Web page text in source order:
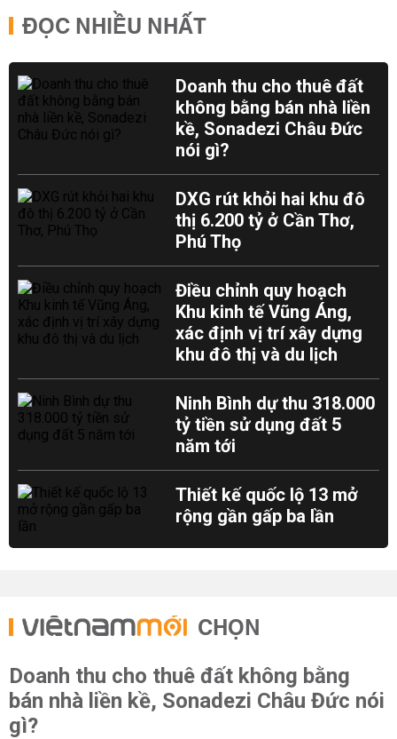
ĐỌC NHIỀU NHẤT
Doanh thu cho thuê đất
không bằng bán nhà liền
kề, Sonadezi Châu Đức
nói gì?
DXG rút khỏi hai khu đô
thị 6.200 tỷ ở Cần Thơ,
Phú Thọ
Điều chỉnh quy hoạch
Khu kinh tế Vũng Áng,
xác định vị trí xây dựng
khu đô thị và du lịch
Ninh Bình dự thu 318.000
tỷ tiền sử dụng đất 5
năm tới
Thiết kế quốc lộ 13 mở
rộng gần gấp ba lần
CHỌN
Doanh thu cho thuê đất không bằng
bán nhà liền kề, Sonadezi Châu Đức nói
gì?